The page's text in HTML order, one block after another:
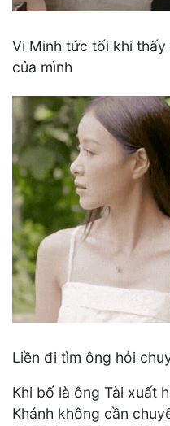
Vi Minh tức tối khi
của mình
Liền đi tìm ông hỏi
Khi bố là ông Tài xuất
Khánh không cần